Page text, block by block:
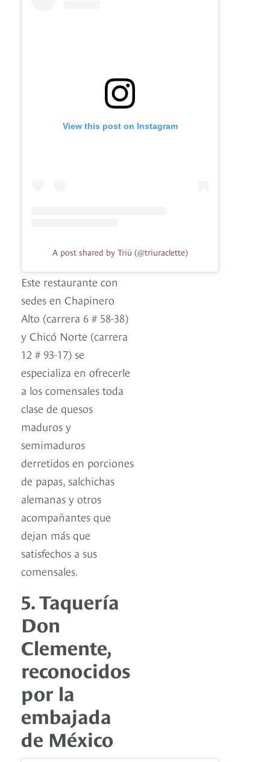
View this post on Instagram
A post shared by Triü (@triuraclette)
Este restaurante con
sedes en Chapinero
Alto (carrera 6 # 58-38)
y Chicó Norte (carrera
12 # 93-17) se
especializa en ofrecerle
a los comensales toda
clase de quesos
maduros y
semimaduros
derretidos en porciones
de papas, salchichas
alemanas y otros
acompañantes que
dejan más que
satisfechos a sus
comensales.
5. Taquería
Don
Clemente,
reconocidos
por la
embajada
de México